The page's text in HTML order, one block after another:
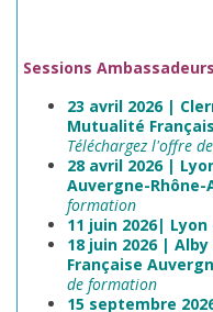
Sessions Ambassadeurs
23 avril 2026 |
Mutualité
Téléchargez l'offre
28 avril 2026 |
Auvergne-Rhône-
formation
11 juin 2026| Lyon
18 juin 2026 | Alby
Française
de formation
15 septembre